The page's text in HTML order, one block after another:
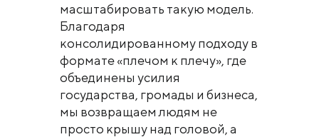
масштабировать такую модель.
Благодаря
консолидированному подходу в
формате «плечом к плечу», где
объединены усилия
государства, громады и бизнеса,
мы возвращаем людям не
просто крышу над головой, а